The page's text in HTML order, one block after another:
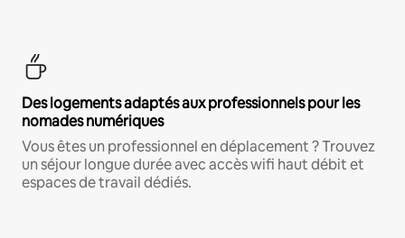
Des logements adaptés aux professionnels pour les
nomades numériques
Vous êtes un professionnel en déplacement ? Trouvez
un séjour longue durée avec accès wifi haut débit et
espaces de travail dédiés.